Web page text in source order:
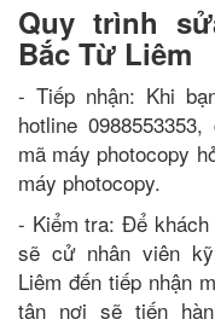
Quy trình
Bắc Từ Liêm
- Tiếp nhận: Khi
hotline
mã máy photocopy
máy photocopy.
- Kiểm tra: Để khách
sẽ cử nhân viên
Liêm đến tiếp nhận
tận nơi sẽ tiến